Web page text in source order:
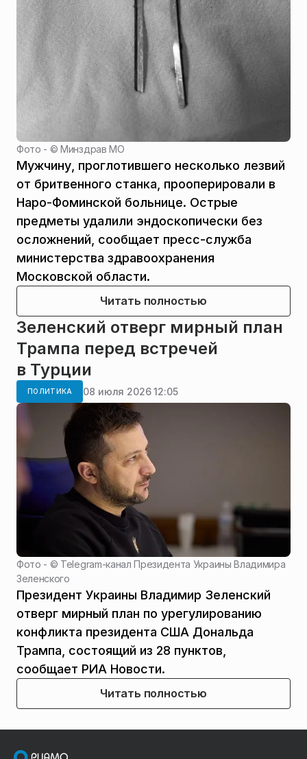
Фото - ©Минздрав МО
Мужчину, проглотившего несколько лезвий
от бритвенного станка, прооперировали в
Наро-Фоминской больнице. Острые
предметы удалили эндоскопически без
осложнений, сообщает пресс-служба
министерства здравоохранения
Московской области.
Читать полностью
Зеленский отверг мирный план
Трампа перед встречей
в Турции
ПОЛИТИКА 08 июля 2026 12:05
Фото - © Telegram-канал Президента Украины Владимира
Зеленского
Президент Украины Владимир Зеленский
отверг мирный план по урегулированию
конфликта президента США Дональда
Трампа, состоящий из 28 пунктов,
сообщает РИА Новости.
Читать полностью